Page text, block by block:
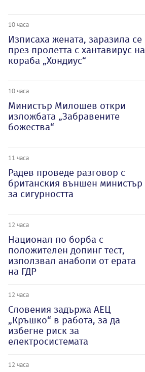
10 часа
Изписаха жената, заразила се
през пролетта с хантавирус на
кораба „Хондиус“
10 часа
Министър Милошев откри
изложбата „Забравените
божества“
11 часа
Радев проведе разговор с
британския външен министър
за сигурността
12 часа
Национал по борба с
положителен допинг тест,
използвал анаболи от ерата
на ГДР
12 часа
Словения задържа АЕЦ
„Кръшко“ в работа, за да
избегне риск за
електросистемата
12 часа